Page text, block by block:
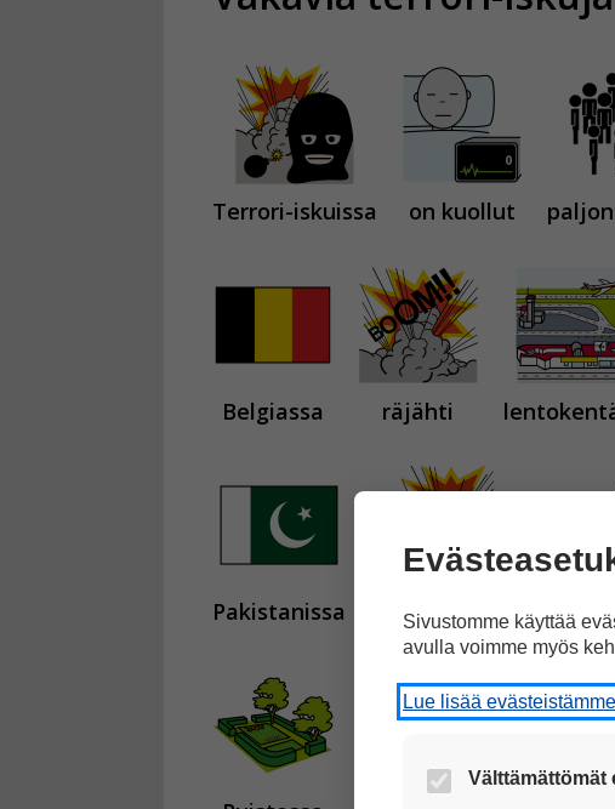
Terrori-iskuissa on kuollut
Belgiassa räjähti
Pakistanissa terroristit iskivät
Sivustomme käyttää
avulla voimme myös
Lue lisää evästeistämme
Välttämättömät